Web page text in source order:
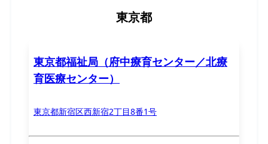
東京都
東京都福祉局（府中療育センター／北療
育医療センター）
東京都新宿区西新宿2丁目8番1号